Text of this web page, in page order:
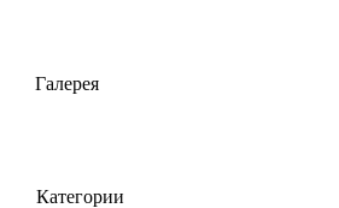
Галерея
Категории